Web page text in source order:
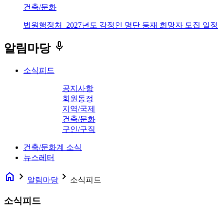
건축/문화
법원행정처_2027년도 감정인 명단 등재 희망자 모집 일
알림마당 keyboard_voice
소식피드
공지사항
회원동정
지역/국제
건축/문화
구인/구직
건축/문화계 소식
뉴스레터
home navigate_next 알림마당 navigate_next 소식피드
소식피드